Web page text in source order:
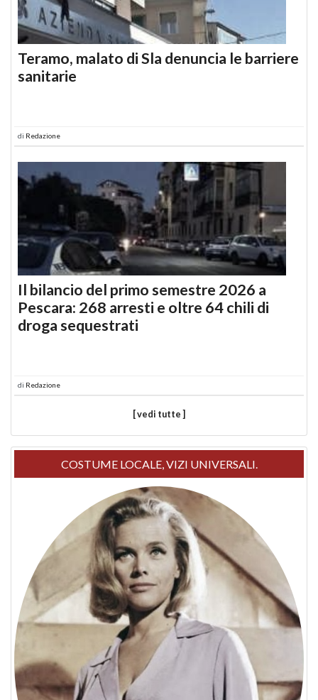
Teramo, malato di Sla denuncia le barriere
sanitarie
di Redazione
Il bilancio del primo semestre 2026 a
Pescara: 268 arresti e oltre 64 chili di
droga sequestrati
di Redazione
[ vedi tutte ]
COSTUME LOCALE, VIZI UNIVERSALI.